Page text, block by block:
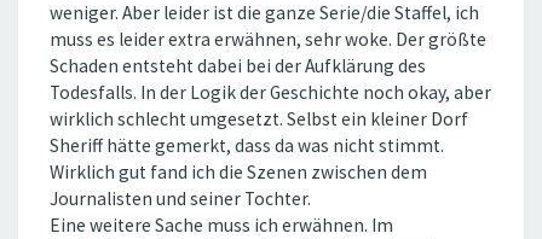
weniger. Aber leider ist die ganze Serie/die Staffel, ich
muss es leider extra erwähnen, sehr woke. Der größte
Schaden entsteht dabei bei der Aufklärung des
Todesfalls. In der Logik der Geschichte noch okay, aber
wirklich schlecht umgesetzt. Selbst ein kleiner Dorf
Sheriff hätte gemerkt, dass da was nicht stimmt.
Wirklich gut fand ich die Szenen zwischen dem
Journalisten und seiner Tochter.
Eine weitere Sache muss ich erwähnen. Im